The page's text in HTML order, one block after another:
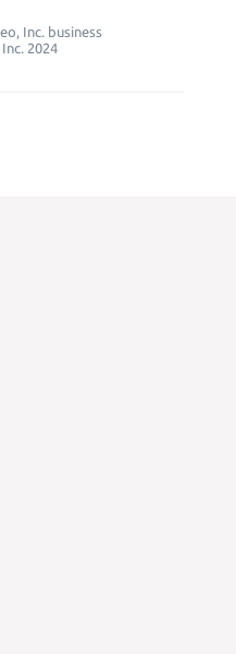
Inc. business
2024